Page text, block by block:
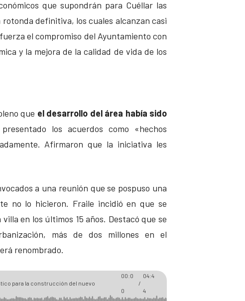
que supondrán para Cuéllar las
definitiva, los cuales alcanzan casi
el compromiso del Ayuntamiento con
y la mejora de la calidad de vida de los
que el desarrollo del área había sido
los acuerdos como «hechos
Afirmaron que la iniciativa les
a una reunión que se pospuso una
no lo hicieron. Fraile incidió en que se
en los últimos 15 años. Destacó que se
más de dos millones en el
renombrado.
para la construcción del nuevo
00:0
0
/
04:4
4